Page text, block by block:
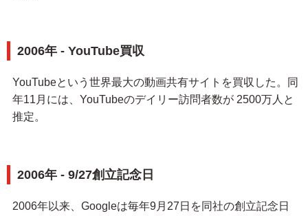
2006年 - YouTube買収
YouTubeという世界最大の動画共有サイトを買収した。同
年11月には、YouTubeのデイリー訪問者数が 2500万人と
推定。
2006年 - 9/27創立記念日
2006年以来、Googleは毎年9月27日を同社の創立記念日